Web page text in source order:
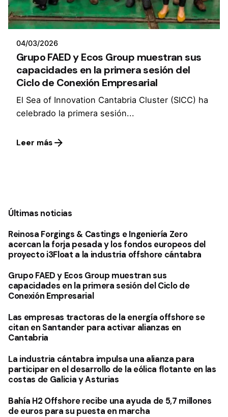
Últimas noticias
Reinosa Forgings & Castings e Ingeniería Zero
acercan la forja pesada y los fondos europeos del
proyecto i3Float a la industria offshore cántabra
Grupo FAED y Ecos Group muestran sus
capacidades en la primera sesión del Ciclo de
Conexión Empresarial
Las empresas tractoras de la energía offshore se
citan en Santander para activar alianzas en
Cantabria
La industria cántabra impulsa una alianza para
participar en el desarrollo de la eólica flotante en las
costas de Galicia y Asturias
Bahía H2 Offshore recibe una ayuda de 5,7 millones
de euros para su puesta en marcha
04/03/2026
Grupo FAED y Ecos Group muestran sus
capacidades en la primera sesión del
Ciclo de Conexión Empresarial
El Sea of Innovation Cantabria Cluster (SICC) ha
celebrado la primera sesión...
Leer más